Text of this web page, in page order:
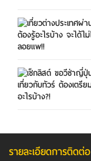
รายละเอียดการติดต่อ